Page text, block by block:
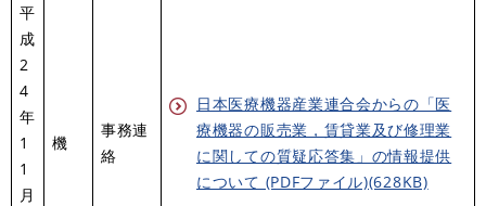
平
成
2
4
年
1
1
月
機
事務連
絡
日本医療機器産業連合会からの「医
療機器の販売業，賃貸業及び修理業
に関しての質疑応答集」の情報提供
について (PDFファイル)(628KB)